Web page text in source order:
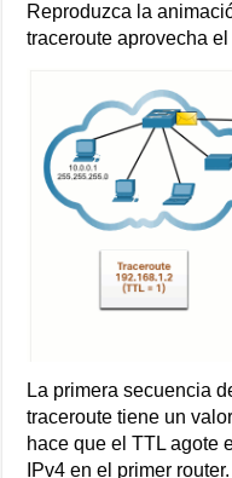
Reproduzca la
traceroute aprovecha el
La primera secuencia
traceroute tiene un
hace que el TTL agote
IPv4 en el primer